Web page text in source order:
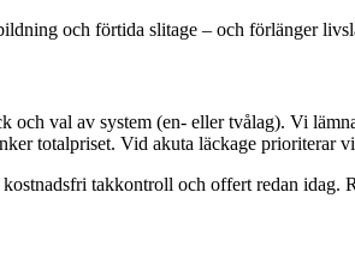
och förtida slitage – och förlänger
och val av system (en- eller tvålag). Vi
totalpriset. Vid akuta läckage prioriterar
takkontroll och offert redan